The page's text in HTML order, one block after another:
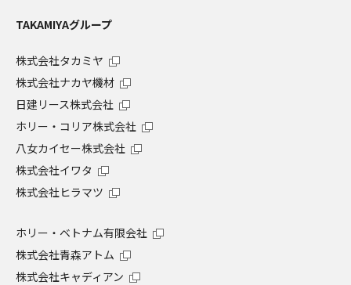
TAKAMIYAグループ
株式会社タカミヤ
株式会社ナカヤ機材
日建リース株式会社
ホリー・コリア株式会社
八女カイセー株式会社
株式会社イワタ
株式会社ヒラマツ
ホリー・ベトナム有限会社
株式会社青森アトム
株式会社キャディアン